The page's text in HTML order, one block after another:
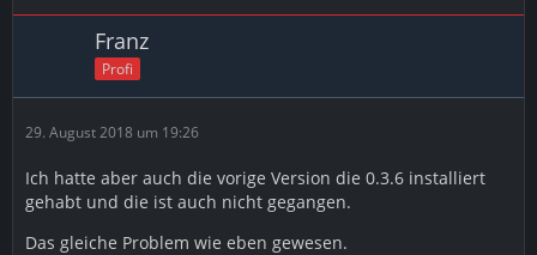
Franz
Profi
29. August 2018 um 19:26
Ich hatte aber auch die vorige Version die 0.3.6 installiert
gehabt und die ist auch nicht gegangen.
Das gleiche Problem wie eben gewesen.